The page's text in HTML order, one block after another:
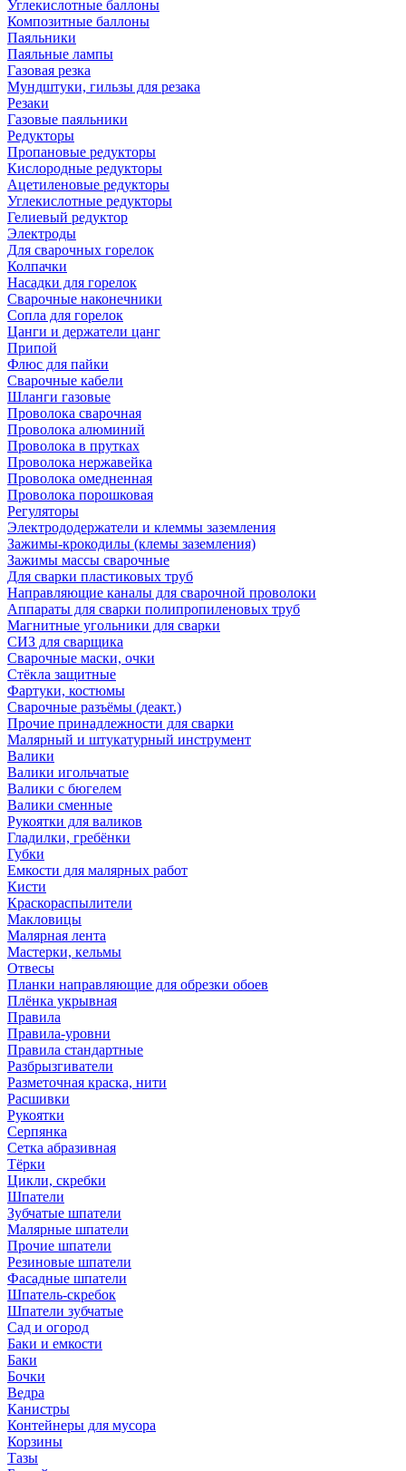
Углекислотные баллоны
Композитные баллоны
Паяльники
Паяльные лампы
Газовая резка
Мундштуки, гильзы для резака
Резаки
Газовые паяльники
Редукторы
Пропановые редукторы
Кислородные редукторы
Ацетиленовые редукторы
Углекислотные редукторы
Гелиевый редуктор
Электроды
Для сварочных горелок
Колпачки
Насадки для горелок
Сварочные наконечники
Сопла для горелок
Цанги и держатели цанг
Припой
Флюс для пайки
Сварочные кабели
Шланги газовые
Проволока сварочная
Проволока алюминий
Проволока в прутках
Проволока нержавейка
Проволока омедненная
Проволока порошковая
Регуляторы
Электрододержатели и клеммы заземления
Зажимы-крокодилы (клемы заземления)
Зажимы массы сварочные
Для сварки пластиковых труб
Направляющие каналы для сварочной проволоки
Аппараты для сварки полипропиленовых труб
Магнитные угольники для сварки
СИЗ для сварщика
Сварочные маски, очки
Стёкла защитные
Фартуки, костюмы
Сварочные разъёмы (деакт.)
Прочие принадлежности для сварки
Малярный и штукатурный инструмент
Валики
Валики игольчатые
Валики с бюгелем
Валики сменные
Рукоятки для валиков
Гладилки, гребёнки
Губки
Емкости для малярных работ
Кисти
Краскораспылители
Макловицы
Малярная лента
Мастерки, кельмы
Отвесы
Планки направляющие для обрезки обоев
Плёнка укрывная
Правила
Правила-уровни
Правила стандартные
Разбрызгиватели
Разметочная краска, нити
Расшивки
Рукоятки
Серпянка
Сетка абразивная
Тёрки
Цикли, скребки
Шпатели
Зубчатые шпатели
Малярные шпатели
Прочие шпатели
Резиновые шпатели
Фасадные шпатели
Шпатель-скребок
Шпатели зубчатые
Сад и огород
Баки и емкости
Баки
Бочки
Ведра
Канистры
Контейнеры для мусора
Корзины
Тазы